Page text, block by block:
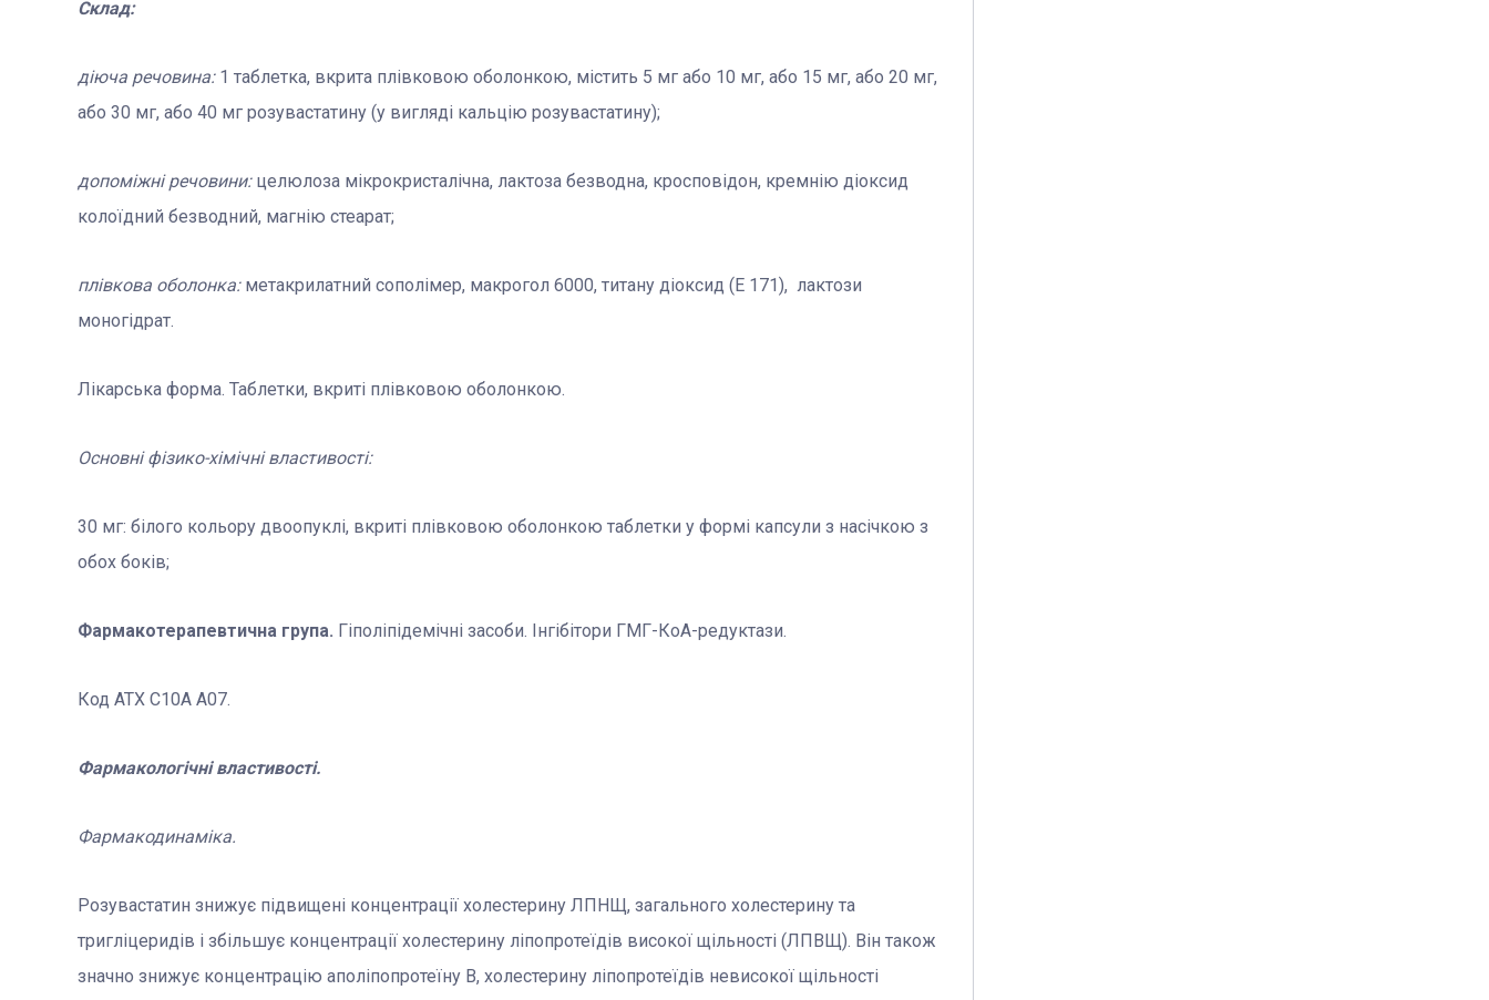
Склад:
діюча речовина:1 таблетка, вкрита плівковою оболонкою, містить 5 мг або 10 мг, або 15 мг, або 20 мг,
або 30 мг, або 40 мг розувастатину (у вигляді кальцію розувастатину);
допоміжні речовини:целюлоза мікрокристалічна, лактоза безводна, кросповідон, кремнію діоксид
колоїдний безводний, магнію стеарат;
плівкова оболонка:метакрилатний сополімер, макрогол 6000, титану діоксид (Е 171), лактози
моногідрат.
Лікарська форма. Таблетки, вкриті плівковою оболонкою.
Основні фізико-хімічнівластивості:
30 мг: білого кольору двоопуклі, вкриті плівковою оболонкою таблетки у формі капсули з насічкою з
обох боків;
Фармакотерапевтична група. Гіполіпідемічні засоби. Інгібітори ГМГ-КоА-редуктази.
Код АТХ С10A A07.
Фармакологічні властивості.
Фармакодинаміка.
Розувастатин знижує підвищені концентрації холестерину ЛПНЩ, загального холестерину та
тригліцеридів і збільшує концентрації холестерину ліпопротеїдів високої щільності (ЛПВЩ). Він також
значно знижує концентрацію аполіпопротеїну B, холестерину ліпопротеїдів невисокої щільності